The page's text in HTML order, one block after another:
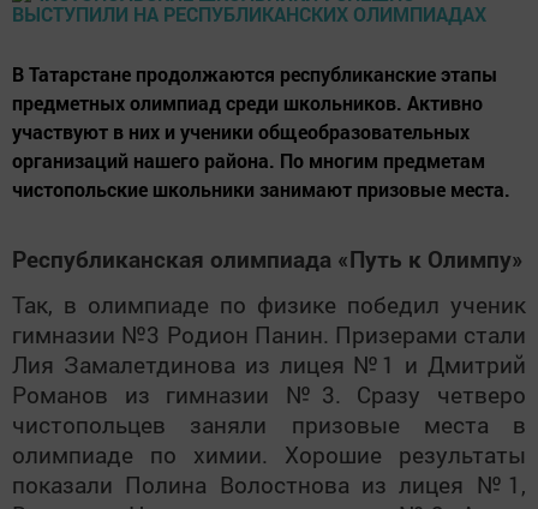
В Татарстане продолжаются республиканские этапы
предметных олимпиад среди школьников. Активно
участвуют в них и ученики общеобразовательных
организаций нашего района. По многим предметам
чистопольские школьники занимают призовые места.
Республиканская олимпиада «Путь к Олимпу»
Так, в олимпиаде по физике победил ученик
гимназии №3 Родион Панин. Призерами стали
Лия Замалетдинова из лицея №1 и Дмитрий
Романов из гимназии №3. Сразу четверо
чистопольцев заняли призовые места в
олимпиаде по химии. Хорошие результаты
показали Полина Волостнова из лицея №1,